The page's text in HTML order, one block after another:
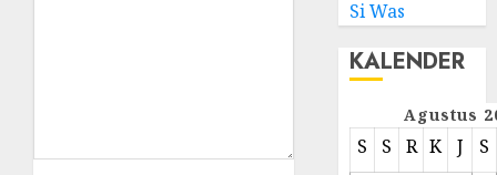
Si Was
KALENDER
Agustus
S S R K J S